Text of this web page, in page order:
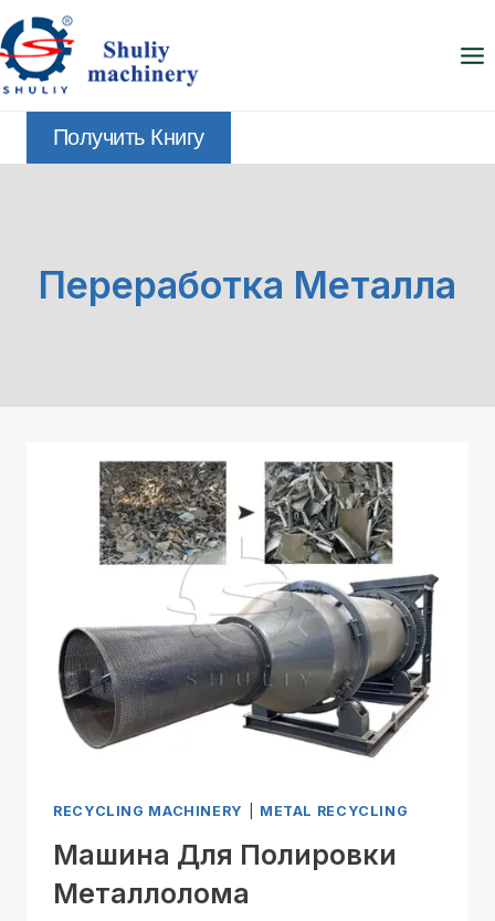
Перейти
к
содержимому
Получить Книгу
Переработка Металла
RECYCLING MACHINERY METAL RECYCLING
Машина Для Полировки
Металлолома